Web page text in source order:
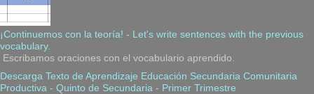
¡Continuemos con la teoría! - Let's write sentences with the previous
vocabulary.
Escribamos oraciones con el vocabulario aprendido.
Descarga Texto de Aprendizaje Educación Secundaria Comunitaria
Productiva - Quinto de Secundaria - Primer Trimestre